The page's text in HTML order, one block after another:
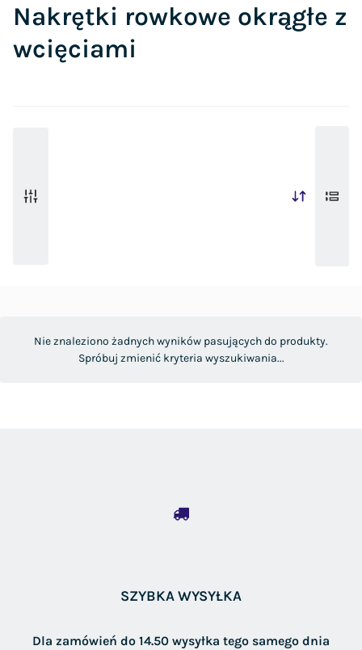
Nakrętki rowkowe okrągłe z
wcięciami
Nie znaleziono żadnych wyników pasujących do produkty.
Spróbuj zmienić kryteria wyszukiwania...
SZYBKA WYSYŁKA
Dla zamówień do 14.50 wysyłka tego samego dnia